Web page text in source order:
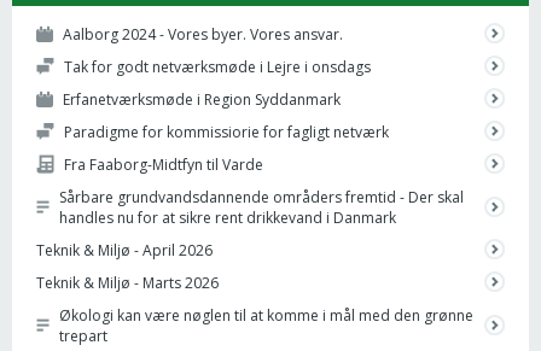
Aalborg 2024 - Vores byer. Vores ansvar.
Tak for godt netværksmøde i Lejre i onsdags
Erfanetværksmøde i Region Syddanmark
Paradigme for kommissiorie for fagligt netværk
Fra Faaborg-Midtfyn til Varde
Sårbare grundvandsdannende områders fremtid - Der skal
handles nu for at sikre rent drikkevand i Danmark
Teknik & Miljø - April 2026
Teknik & Miljø - Marts 2026
Økologi kan være nøglen til at komme i mål med den grønne
trepart